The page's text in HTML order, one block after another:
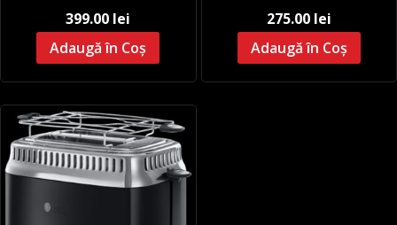
399.00 lei
Adaugă în Coș
275.00 lei
Adaugă în Coș